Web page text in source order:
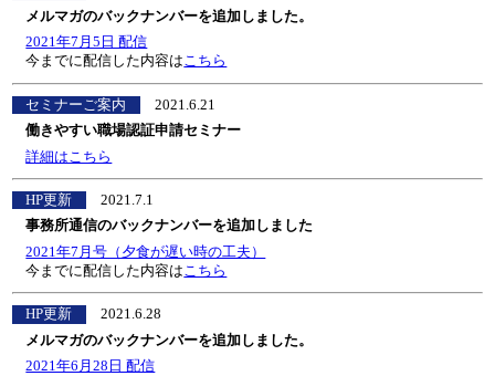
メルマガのバックナンバーを追加しました。
2021年7月5日 配信
今までに配信した内容はこちら
セミナーご案内
2021.6.21
働きやすい職場認証申請セミナー
詳細はこちら
HP更新
2021.7.1
事務所通信のバックナンバーを追加しました
2021年7月号（夕食が遅い時の工夫）
今までに配信した内容はこちら
HP更新
2021.6.28
メルマガのバックナンバーを追加しました。
2021年6月28日 配信